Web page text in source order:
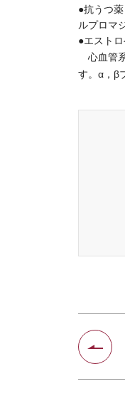
●抗うつ
ルプロマ
●エスト
心血管
す。α，β